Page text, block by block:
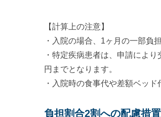
【計算上の注意】
・入院の場合、1ヶ月の一部負
・特定疾病患者は、申請によ
円までとなります。
・入院時の食事代や差額ベッ
負担割合2割への配慮措置